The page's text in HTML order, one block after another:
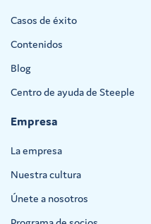
Casos de éxito
Contenidos
Blog
Centro de ayuda de Steeple
Empresa
La empresa
Nuestra cultura
Únete a nosotros